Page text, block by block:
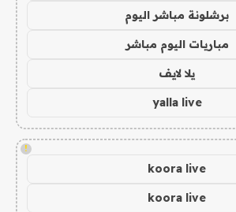
برشلونة مباشر اليوم
مباريات اليوم مباشر
يلا لايف
yalla live
!
koora live
koora live